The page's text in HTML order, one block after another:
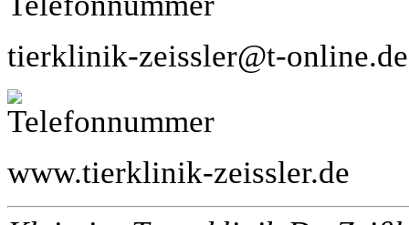
tierklinik-zeissler@t-online.de
www.tierklinik-zeissler.de